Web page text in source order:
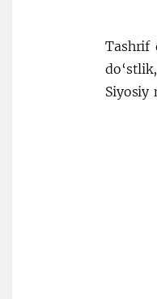
Tashrif
Siyosiy